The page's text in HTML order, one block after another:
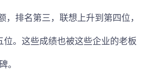
，排名第三，联想上升到第四位，
位。这些成绩也被这些企业的老板
。